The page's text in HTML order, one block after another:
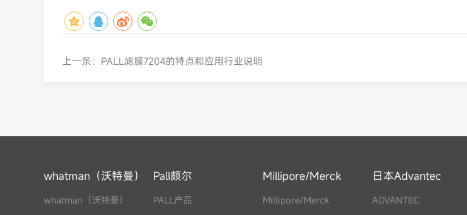
上一条：PALL滤膜7204的特点和应用行业说明
whatman（沃特曼）
whatman（沃特曼）
Pall颇尔
PALL产品
Millipore/Merck
Millipore/Merck
日本Advantec
ADVANTEC